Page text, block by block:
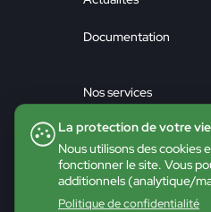
Documentation
Nos services
Démarrer une entreprise
Accompagnement
Gérer sa croissance
Entreprendre la relève
La protection de votre
Nous utilisons des cookies
fonctionner le site. Vous
additionnels (analytique/
Politique de confidentialité